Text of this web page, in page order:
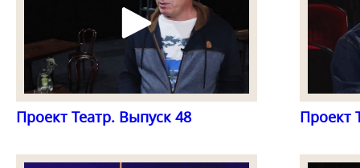
Проект Театр. Выпуск 48 Проект